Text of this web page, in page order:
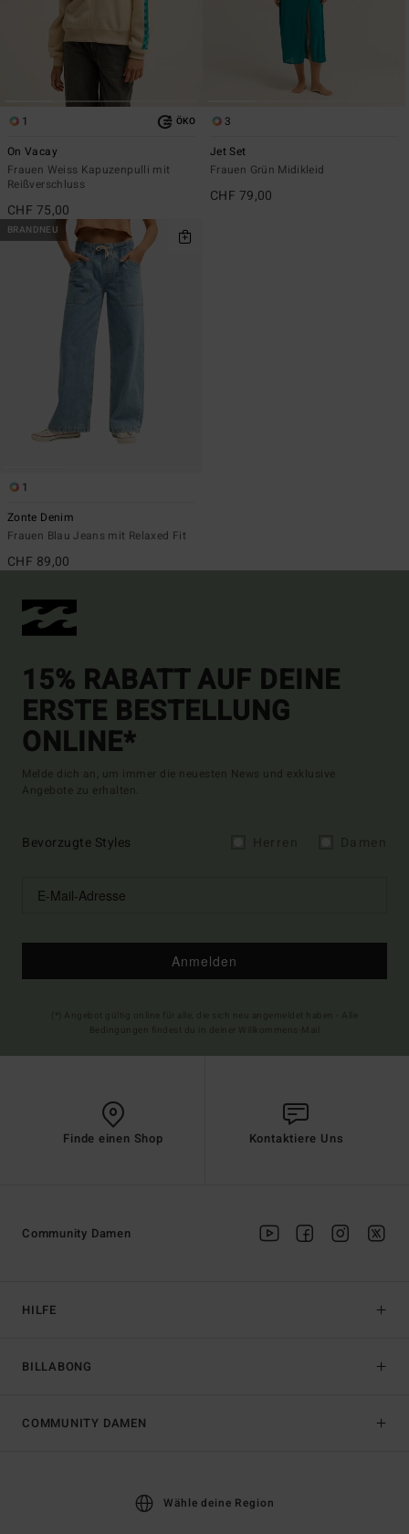
1 ÖKO
On Vacay
Frauen Weiss Kapuzenpulli mit
Reißverschluss
CHF 75,00
3
Jet Set
Frauen Grün Midikleid
CHF 79,00
BRANDNEU
1
Zonte Denim
Frauen Blau Jeans mit Relaxed Fit
CHF 89,00
15% RABATT AUF DEINE
ERSTE BESTELLUNG
ONLINE*
Melde dich an, um immer die neuesten News und exklusive
Angebote zu erhalten.
Bevorzugte Styles
Anmelden
Finde einen Shop Kontaktiere Uns
HILFE
BILLABONG
Community Damen
COMMUNITY DAMEN
Wähle deine Region